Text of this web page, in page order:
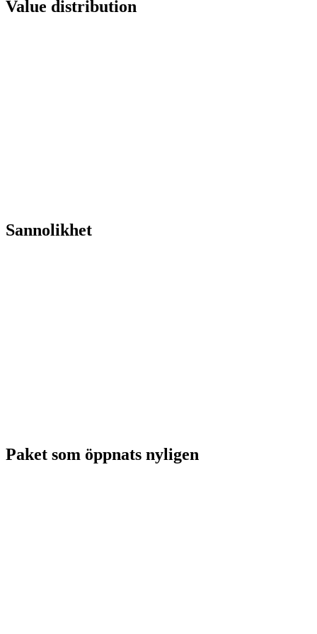
Value distribution
Sannolikhet
Paket som öppnats nyligen